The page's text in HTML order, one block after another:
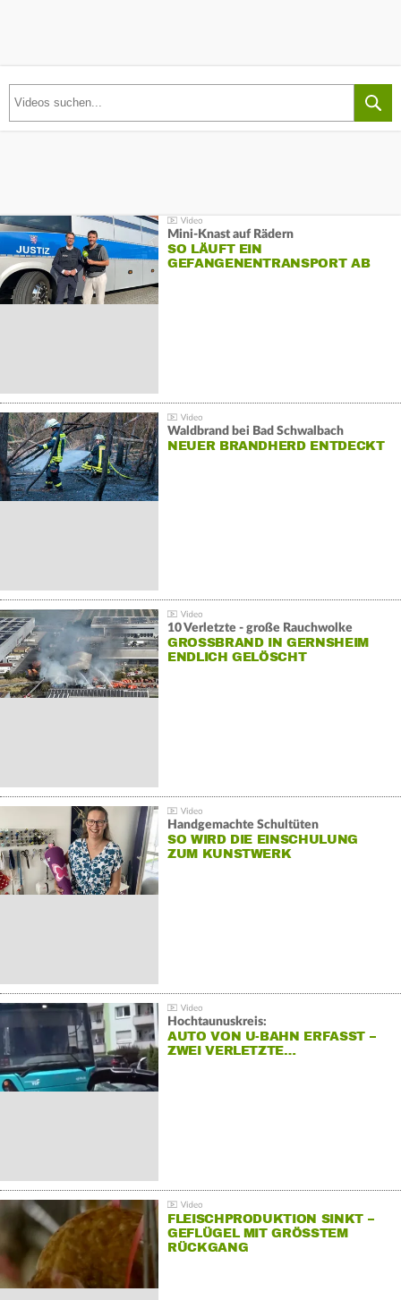
Mini-Knast auf Rädern
SO LÄUFT EIN
GEFANGENENTRANSPORT AB
Waldbrand bei Bad Schwalbach
NEUER BRANDHERD ENTDECKT
10 Verletzte - große Rauchwolke
GROSSBRAND IN GERNSHEIM E
NDLICH GELÖSCHT
Handgemachte Schultüten
SO WIRD DIE EINSCHULUNG
ZUM KUNSTWERK
Hochtaunuskreis:
AUTO VON U-BAHN ERFASST –
ZWEI VERLETZTE…
FLEISCHPRODUKTION SINKT –
GEFLÜGEL MIT GRÖSSTEM R
ÜCKGANG